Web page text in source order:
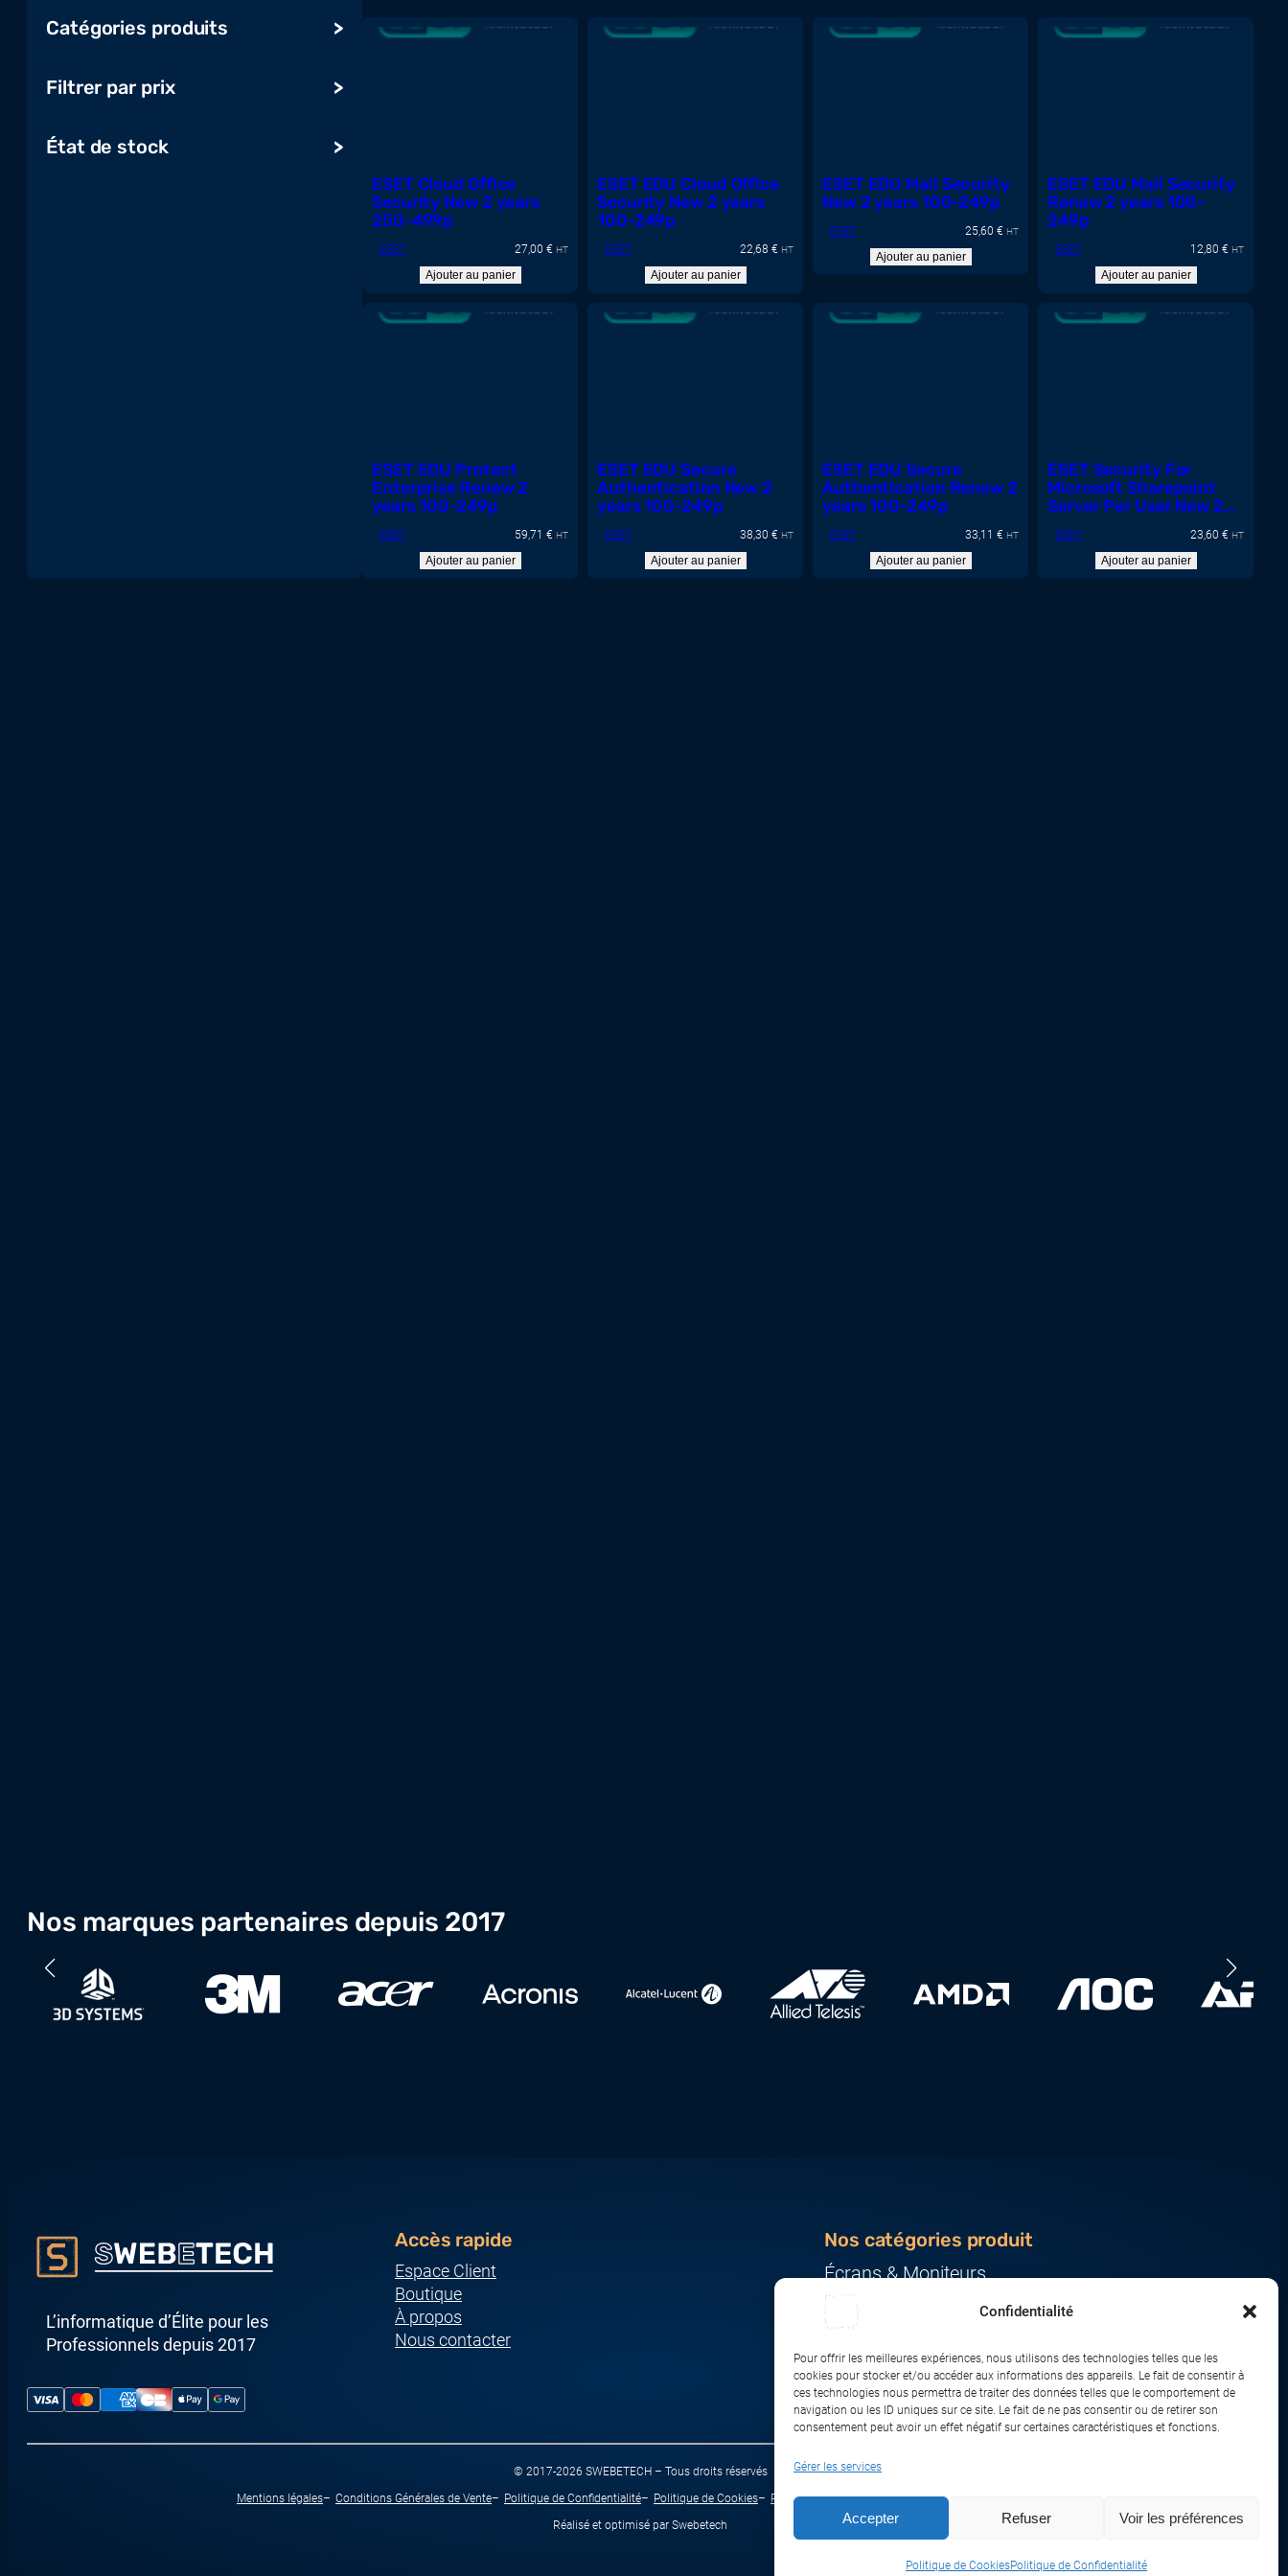
Confidentialité
Pour offrir les meilleures expériences, nous utilisons des technologies telles que les
cookies pour stocker et/ou accéder aux informations des appareils. Le fait de consentir à
ces technologies nous permettra de traiter des données telles que le comportement de
navigation ou les ID uniques sur ce site. Le fait de ne pas consentir ou de retirer son
consentement peut avoir un effet négatif sur certaines caractéristiques et fonctions.
Gérer les services
Accepter Refuser Voir les préférences
Politique de CookiesPolitique de Confidentialité
Catégories produits
Ordinateurs et tablettes
Impression, numérisation et
Filtrer par prix
État de stock
ESET Cloud Office
Security New 2 years
250-499p
ESET 27,00 € HT
Ajouter au panier
ESET EDU Cloud Office
Security New 2 years
100-249p
ESET 22,68 € HT
Ajouter au panier
ESET EDU Mail Security
New 2 years 100-249p
ESET 25,60 € HT
Ajouter au panier
ESET EDU Mail Security
Renew 2 years 100-
249p
ESET 12,80 € HT
Ajouter au panier
ESET EDU Protect
Enterprise Renew 2
years 100-249p
ESET 59,71 € HT
Ajouter au panier
ESET EDU Secure
Authentication New 2
years 100-249p
ESET 38,30 € HT
Ajouter au panier
ESET EDU Secure
Authentication Renew 2
years 100-249p
ESET 33,11 € HT
Ajouter au panier
ESET Security For
Microsoft Sharepoint
Server Per User New 2
ESET 23,60 € HT
Ajouter au panier
Nos marques partenaires depuis 2017
L’informatique d’Élite pour les
Professionnels depuis 2017
Accès rapide
Espace Client
Boutique
À propos
Nous contacter
Nos catégories produit
Écrans & Moniteurs
Serveurs & Stockage
Impression & Consommables
Ordinateurs & Tablettes
Périphériques & Accessoires
Réseau & IoT
© 2017-2026 SWEBETECH – Tous droits réservés
Mentions légales
Conditions Générales de Vente Politique de Confidentialité Politique de Cookies Politique de Transport
Remboursements et Retours
Réalisé et optimisé par Swebetech